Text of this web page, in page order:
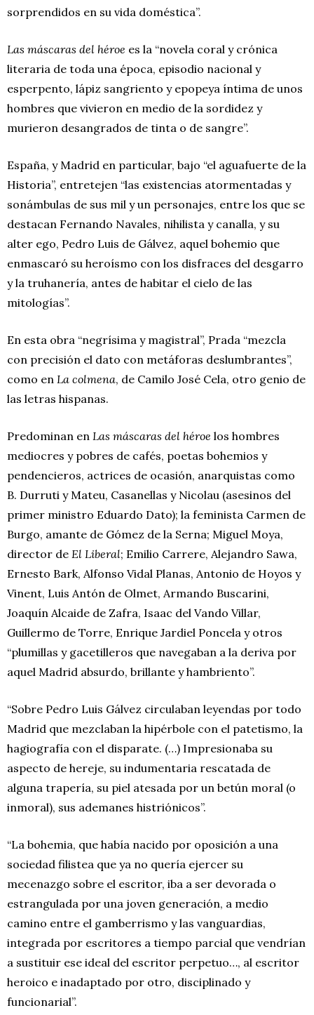
sorprendidos en su vida doméstica”.
Las máscaras del héroe es la “novela coral y crónica
literaria de toda una época, episodio nacional y
esperpento, lápiz sangriento y epopeya íntima de unos
hombres que vivieron en medio de la sordidez y
murieron desangrados de tinta o de sangre”.
España, y Madrid en particular, bajo “el aguafuerte de la
Historia”, entretejen “las existencias atormentadas y
sonámbulas de sus mil y un personajes, entre los que se
destacan Fernando Navales, nihilista y canalla, y su
alter ego, Pedro Luis de Gálvez, aquel bohemio que
enmascaró su heroísmo con los disfraces del desgarro
y la truhanería, antes de habitar el cielo de las
mitologías”.
En esta obra “negrísima y magistral”, Prada “mezcla
con precisión el dato con metáforas deslumbrantes”,
como en La colmena, de Camilo José Cela, otro genio de
las letras hispanas.
Predominan en Las máscaras del héroe los hombres
mediocres y pobres de cafés, poetas bohemios y
pendencieros, actrices de ocasión, anarquistas como
B. Durruti y Mateu, Casanellas y Nicolau (asesinos del
primer ministro Eduardo Dato); la feminista Carmen de
Burgo, amante de Gómez de la Serna; Miguel Moya,
director de El Liberal; Emilio Carrere, Alejandro Sawa,
Ernesto Bark, Alfonso Vidal Planas, Antonio de Hoyos y
Vinent, Luis Antón de Olmet, Armando Buscarini,
Joaquín Alcaide de Zafra, Isaac del Vando Villar,
Guillermo de Torre, Enrique Jardiel Poncela y otros
“plumillas y gacetilleros que navegaban a la deriva por
aquel Madrid absurdo, brillante y hambriento”.
“Sobre Pedro Luis Gálvez circulaban leyendas por todo
Madrid que mezclaban la hipérbole con el patetismo, la
hagiografía con el disparate. (…) Impresionaba su
aspecto de hereje, su indumentaria rescatada de
alguna trapería, su piel atesada por un betún moral (o
inmoral), sus ademanes histriónicos”.
“La bohemia, que había nacido por oposición a una
sociedad filistea que ya no quería ejercer su
mecenazgo sobre el escritor, iba a ser devorada o
estrangulada por una joven generación, a medio
camino entre el gamberrismo y las vanguardias,
integrada por escritores a tiempo parcial que vendrían
a sustituir ese ideal del escritor perpetuo…, al escritor
heroico e inadaptado por otro, disciplinado y
funcionarial”.